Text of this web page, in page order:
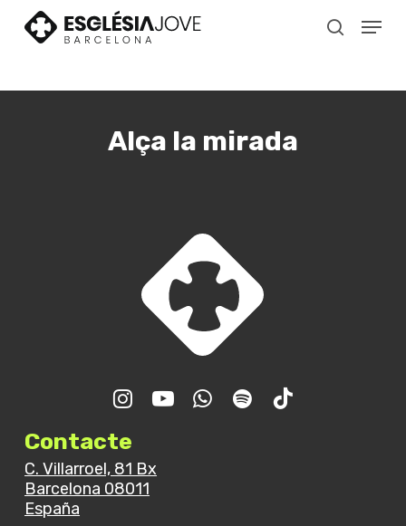
search
Menu
Alça la mirada
Contacte
C. Villarroel, 81 Bx
Barcelona 08011
España